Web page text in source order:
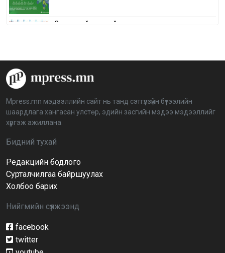
Сонгуулийн хуулийн зөрчил, шалгах,
аймагт үргэлжилж байна
BTS-ийн тоглолтыг Netflix дэлхий даяар шууд
дамжуулна
Иргэдийн төлөөлөгчдийн хурлын 2026 оны
нөхөн сонгууль 6 дугаар сарын 21-нд болно
Д.Тэгшбаяр: НҮБ-ын тогтоол санаачилж,
Mpress.mn мэдээллийн сайт нь танд сэтгүүлзүйн бүтээлийн
шаардлага хангасан улстөр, эдийн засгийн мэдээ мэдээллийг
хүргэж ажиллана.
Бидний тухай
Редакцийн бодлого
Сурталчилгаа байршуулах
Холбоо барих
Нийгмийн сүлжээнд
facebook
twitter